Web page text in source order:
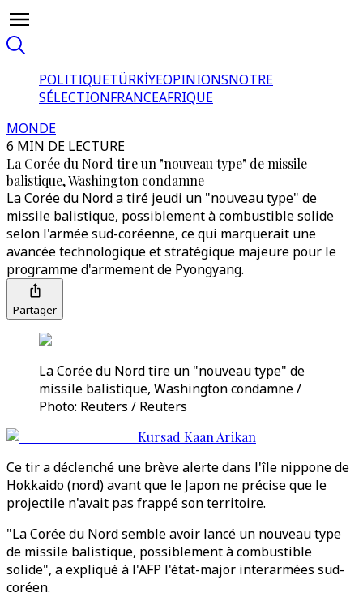
POLITIQUETÜRKİYEOPINIONSNOTRE
SÉLECTIONFRANCEAFRIQUE
MONDE
6 MIN DE LECTURE
La Corée du Nord tire un "nouveau type" de missile
balistique, Washington condamne
La Corée du Nord a tiré jeudi un "nouveau type" de
missile balistique, possiblement à combustible solide
selon l'armée sud-coréenne, ce qui marquerait une
avancée technologique et stratégique majeure pour le
programme d'armement de Pyongyang.
Partager
La Corée du Nord tire un "nouveau type" de
missile balistique, Washington condamne /
Photo: Reuters / Reuters
Kursad Kaan Arikan
Ce tir a déclenché une brève alerte dans l'île nippone de
Hokkaido (nord) avant que le Japon ne précise que le
projectile n'avait pas frappé son territoire.
"La Corée du Nord semble avoir lancé un nouveau type
de missile balistique, possiblement à combustible
solide", a expliqué à l'AFP l'état-major interarmées sud-
coréen.